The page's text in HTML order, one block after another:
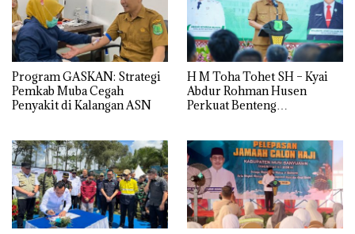
Program GASKAN: Strategi
Pemkab Muba Cegah
Penyakit di Kalangan ASN
H M Toha Tohet SH – Kyai
Abdur Rohman Husen
Perkuat Benteng